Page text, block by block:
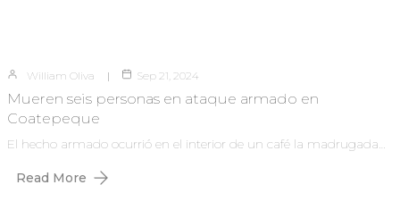
William Oliva Sep 21, 2024
Mueren seis personas en ataque armado en
Coatepeque
El hecho armado ocurrió en el interior de un café la madrugada…
Read More